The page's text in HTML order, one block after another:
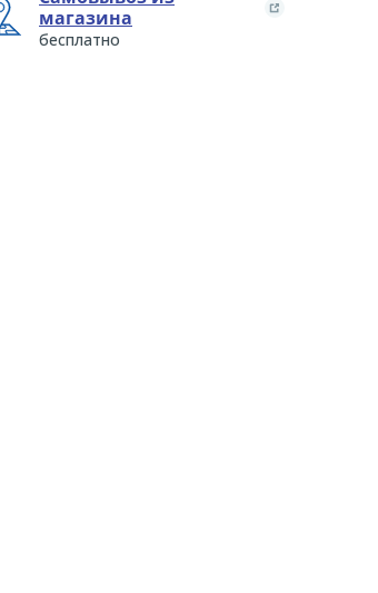
магазина
бесплатно